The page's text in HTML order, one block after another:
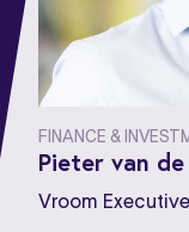
FINANCE &
Pieter van de
Vroom Executive